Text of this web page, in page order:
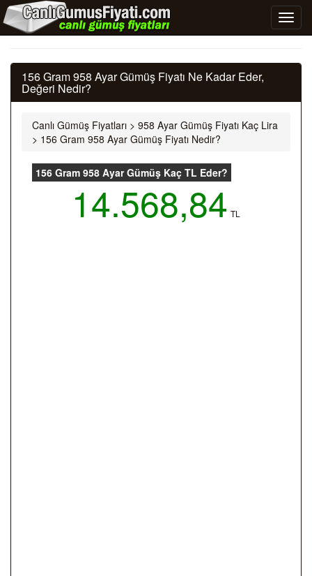
156 Gram 958 Ayar Gümüş Fiyatı Ne Kadar Eder,
Değeri Nedir?
Canlı Gümüş Fiyatları > 958 Ayar Gümüş Fiyatı Kaç Lira
> 156 Gram 958 Ayar Gümüş Fiyatı Nedir?
156 Gram 958 Ayar Gümüş Kaç TL Eder?
14.568,84 TL